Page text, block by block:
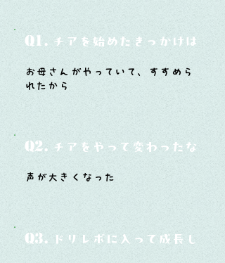
Q1. チアを始めたきっかけは？
お母さんがやっていて、すすめら
れたから
Q2. チアをやって変わったなと思
声が大きくなった
Q3. ドリレボに入って成長した